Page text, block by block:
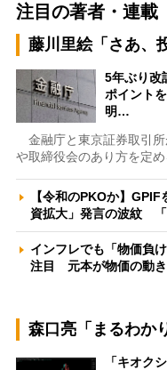
注目の著者・連載
藤川里絵「さあ、
5年ぶり改
ポイント
明…
金融庁と東京証券取引
や取締役会のあり方を定
【令和のPKOか】
資拡大」発言の波紋
インフレでも「物価負
注目 元本が物価の動
森口亮「まるわか
「キオク